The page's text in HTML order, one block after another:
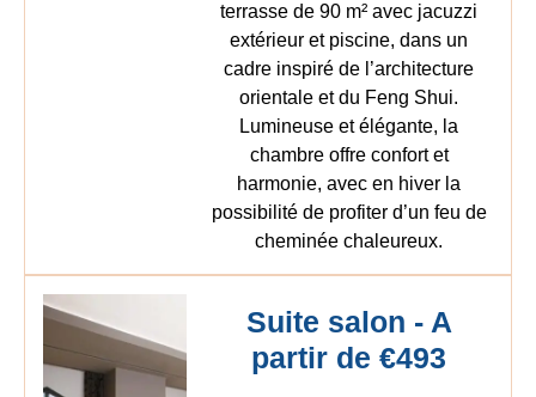
terrasse de 90 m² avec jacuzzi
extérieur et piscine, dans un
cadre inspiré de l’architecture
orientale et du Feng Shui.
Lumineuse et élégante, la
chambre offre confort et
harmonie, avec en hiver la
possibilité de profiter d’un feu de
cheminée chaleureux.
Suite salon - A
partir de €493